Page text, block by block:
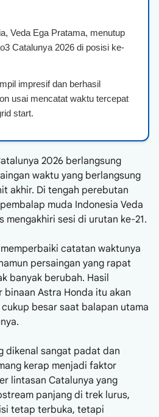
Veda Ega Pratama, menutup
Catalunya 2026 di posisi ke-
impresif dan berhasil
usai mencatat waktu tercepat
start.
2026 berlangsung
waktu yang berlangsung
akhir. Di tengah perebutan
muda Indonesia Veda
mengakhiri sesi di urutan ke-21.
catatan waktunya
persaingan yang rapat
banyak berubah. Hasil
Astra Honda itu akan
besar saat balapan utama
dikenal sangat padat dan
kerap menjadi faktor
lintasan Catalunya yang
panjang di trek lurus,
tetap terbuka, tetapi